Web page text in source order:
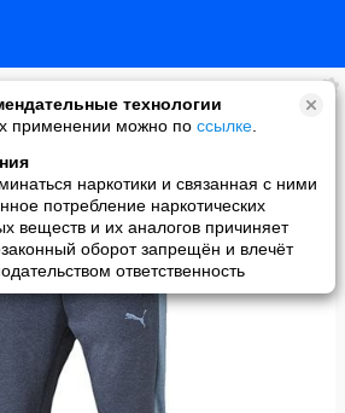
технологии
применении можно по ссылке
наркотики и связанная с ними
потребление наркотических
веществ и их аналогов причиняет
оборот запрещён и влечёт
ответственность